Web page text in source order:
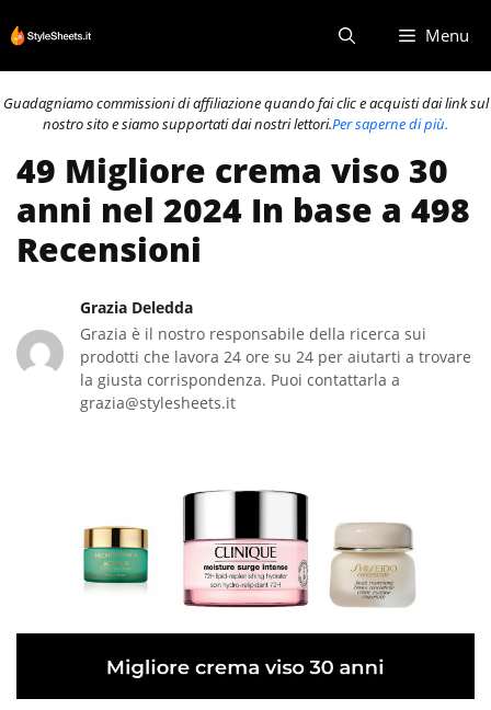
al
contenuto
Menu
Guadagniamo commissioni di affiliazione quando fai clic e acquisti dai link sul
nostro sito e siamo supportati dai nostri lettori.Per saperne di più.
49 Migliore crema viso 30
anni nel 2024 In base a 498
Recensioni
Grazia Deledda
Grazia è il nostro responsabile della ricerca sui
prodotti che lavora 24 ore su 24 per aiutarti a trovare
la giusta corrispondenza. Puoi contattarla a
grazia@stylesheets.it